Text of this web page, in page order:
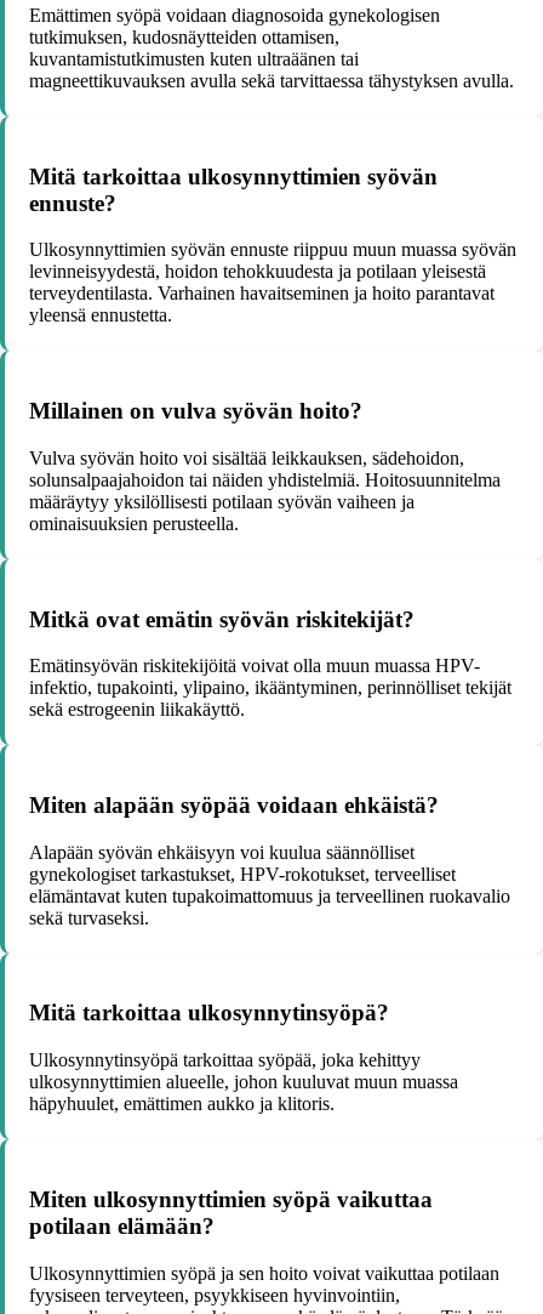
Emättimen syöpä voidaan diagnosoida gynekologisen
tutkimuksen, kudosnäytteiden ottamisen,
kuvantamistutkimusten kuten ultraäänen tai
magneettikuvauksen avulla sekä tarvittaessa tähystyksen avulla.
Mitä tarkoittaa ulkosynnyttimien syövän
ennuste?
Ulkosynnyttimien syövän ennuste riippuu muun muassa syövän
levinneisyydestä, hoidon tehokkuudesta ja potilaan yleisestä
terveydentilasta. Varhainen havaitseminen ja hoito parantavat
yleensä ennustetta.
Millainen on vulva syövän hoito?
Vulva syövän hoito voi sisältää leikkauksen, sädehoidon,
solunsalpaajahoidon tai näiden yhdistelmiä. Hoitosuunnitelma
määräytyy yksilöllisesti potilaan syövän vaiheen ja
ominaisuuksien perusteella.
Mitkä ovat emätin syövän riskitekijät?
Emätinsyövän riskitekijöitä voivat olla muun muassa HPV-
infektio, tupakointi, ylipaino, ikääntyminen, perinnölliset tekijät
sekä estrogeenin liikakäyttö.
Miten alapään syöpää voidaan ehkäistä?
Alapään syövän ehkäisyyn voi kuulua säännölliset
gynekologiset tarkastukset, HPV-rokotukset, terveelliset
elämäntavat kuten tupakoimattomuus ja terveellinen ruokavalio
sekä turvaseksi.
Mitä tarkoittaa ulkosynnytinsyöpä?
Ulkosynnytinsyöpä tarkoittaa syöpää, joka kehittyy
ulkosynnyttimien alueelle, johon kuuluvat muun muassa
häpyhuulet, emättimen aukko ja klitoris.
Miten ulkosynnyttimien syöpä vaikuttaa
potilaan elämään?
Ulkosynnyttimien syöpä ja sen hoito voivat vaikuttaa potilaan
fyysiseen terveyteen, psyykkiseen hyvinvointiin,